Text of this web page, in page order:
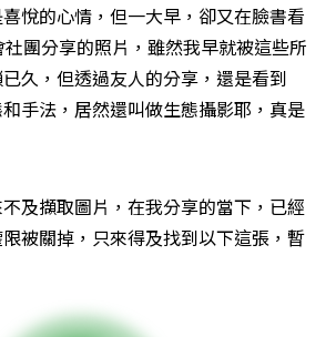
悅的心情，但一大早，卻又在臉書看
社團分享的照片，雖然我早就被這些所
久，但透過友人的分享，還是看到
手法，居然還叫做生態攝影耶，真是
及擷取圖片，在我分享的當下，已經
被關掉，只來得及找到以下這張，暫